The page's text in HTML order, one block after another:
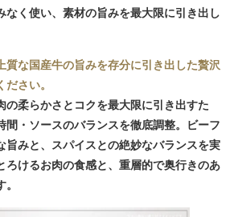
なく使い、素材の旨みを最大限に引き出し
質な国産牛の旨みを存分に引き出した贅沢
さい。
の柔らかさとコクを最大限に引き出すた
間・ソースのバランスを徹底調整。ビーフ
旨みと、スパイスとの絶妙なバランスを実
ろけるお肉の食感と、重層的で奥行きのあ